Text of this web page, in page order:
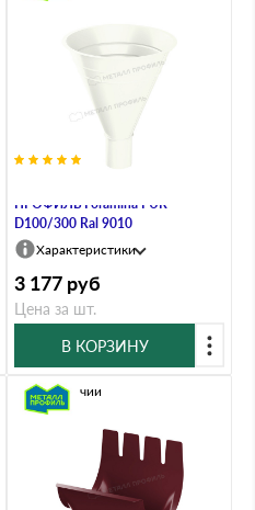
ПРОФИЛЬ Foramina PUR
D100/300 Ral 9010
Характеристики
3 177 руб
Цена за шт.
В КОРЗИНУ
В наличии